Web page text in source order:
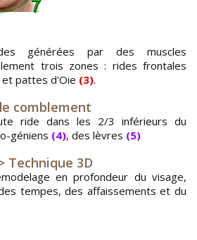
générées par des muscles
trois zones : rides frontales
et pattes d'Oie (3).
comblement
ride dans les 2/3 inférieurs du
géniens (4), des lèvres (5)
Technique 3D
en profondeur du visage,
tempes, des affaissements et du